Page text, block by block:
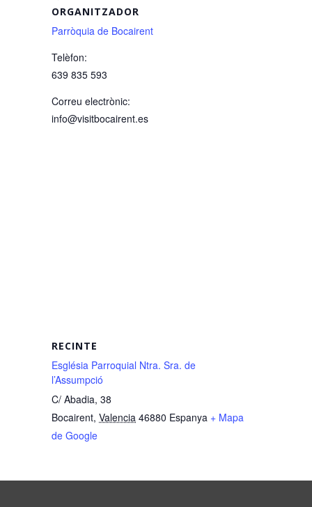
ORGANITZADOR
Parròquia de Bocairent
Telèfon:
639 835 593
Correu electrònic:
info@visitbocairent.es
RECINTE
Església Parroquial Ntra. Sra. de
l’Assumpció
C/ Abadia, 38
Bocairent, Valencia 46880 Espanya + Mapa
de Google